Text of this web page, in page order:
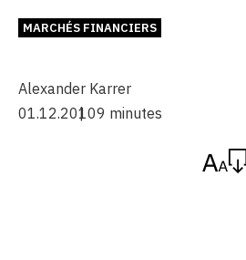
MARCHÉS FINANCIERS
Alexander Karrer
01.12.20109 minutes